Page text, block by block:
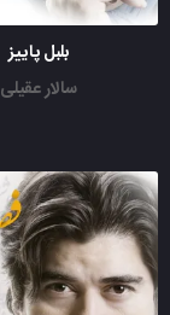
بلبل پاییز
سالار عقیلی